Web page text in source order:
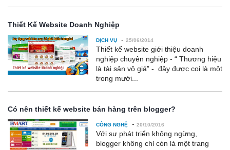
Thiết Kế Website Doanh Nghiệp
DỊCH VỤ - 25/06/2014
Thiết kế website giới thiệu doanh
nghiệp chuyên nghiệp - “ Thương hiệu
là tài sản vô giá” - đây được coi là một
trong mười...
Có nên thiết kế website bán hàng trên blogger?
CÔNG NGHỆ - 20/10/2016
Với sự phát triển không ngừng,
blogger không chỉ còn là một trang